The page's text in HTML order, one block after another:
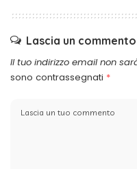
Lascia un commento
Il tuo indirizzo email non
sono contrassegnati *